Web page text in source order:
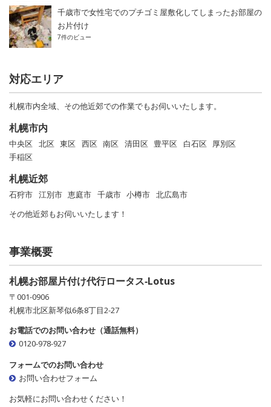
千歳市で女性宅でのプチゴミ屋敷化してしまったお部屋の
お片付け
7件のビュー
対応エリア
札幌市内全域、その他近郊での作業でもお伺いいたします。
札幌市内
中央区 北区 東区 西区 南区 清田区 豊平区 白石区 厚別区
手稲区
札幌近郊
石狩市 江別市 恵庭市 千歳市 小樽市 北広島市
その他近郊もお伺いいたします！
事業概要
札幌お部屋片付け代行ロータス‐Lotus
〒001-0906
札幌市北区新琴似6条8丁目2-27
お電話でのお問い合わせ（通話無料）
0120-978-927
フォームでのお問い合わせ
お問い合わせフォーム
お気軽にお問い合わせください！